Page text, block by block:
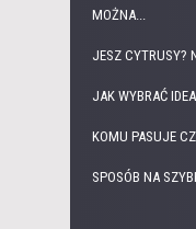
MOŻNA...
JESZ CYTRUSY?
JAK WYBRAĆ
KOMU PASUJE
SPOSÓB NA